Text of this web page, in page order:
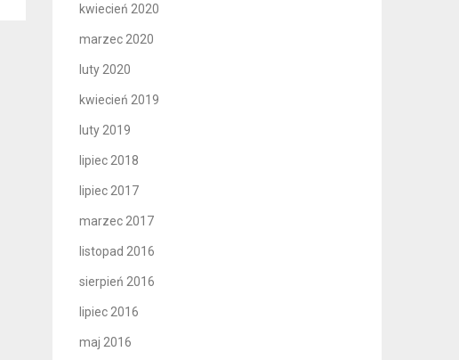
kwiecień 2020
marzec 2020
luty 2020
kwiecień 2019
luty 2019
lipiec 2018
lipiec 2017
marzec 2017
listopad 2016
sierpień 2016
lipiec 2016
maj 2016